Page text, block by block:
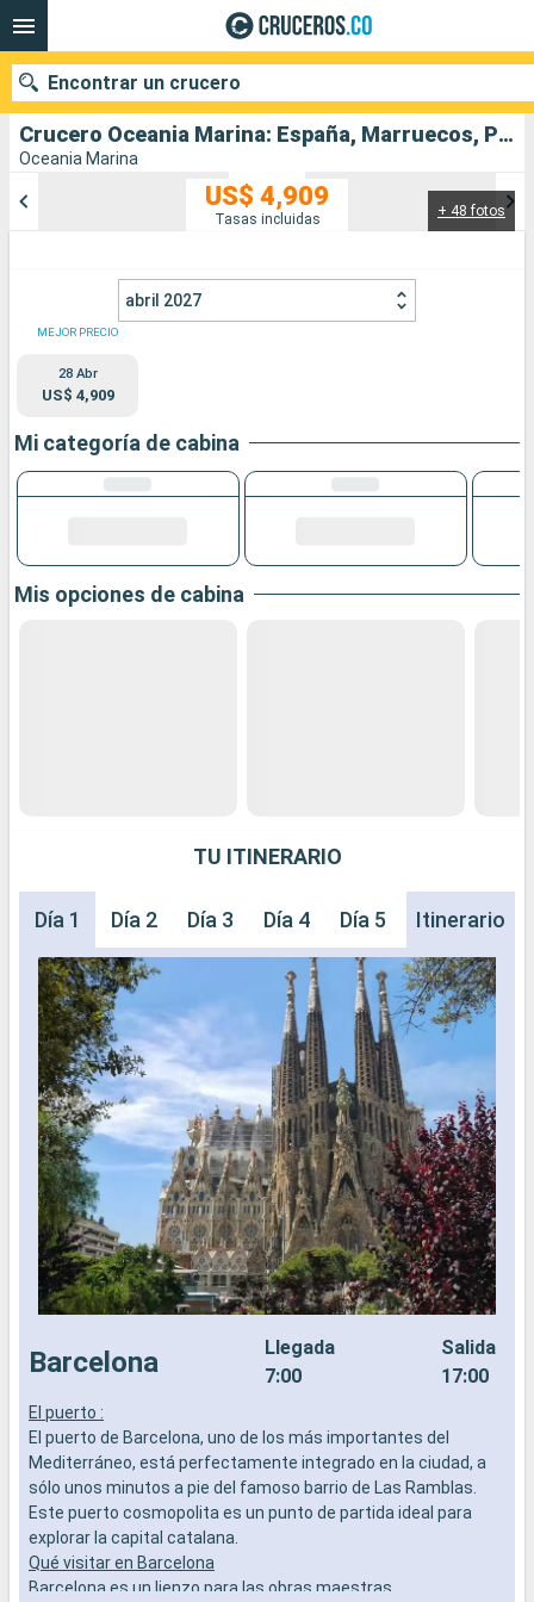
Crucero Oceania Marina: España, Marruecos, Portugal salida desde Barcelona
Oceania Marina
+ 48 fotos
US$ 4,909
Tasas incluidas
abril 2027
MEJOR PRECIO
28 Abr
US$ 4,909
Mi categoría de cabina
Mis opciones de cabina
TU ITINERARIO
Día 1 Día 2 Día 3 Día 4 Día 5 Día 6 Día
Itinerario
Barcelona
Llegada
7:00
Salida
17:00
El puerto :
El puerto de Barcelona, uno de los más importantes del
Mediterráneo, está perfectamente integrado en la ciudad, a
sólo unos minutos a pie del famoso barrio de Las Ramblas.
Este puerto cosmopolita es un punto de partida ideal para
explorar la capital catalana.
Qué visitar en Barcelona
Barcelona es un lienzo para las obras maestras
Encontrar un crucero
Puertos Compañías